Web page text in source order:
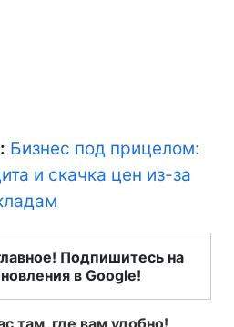
Бизнес под прицелом:
и скачка цен из-за
Подпишитесь на
в Google!
там, где вам удобно!